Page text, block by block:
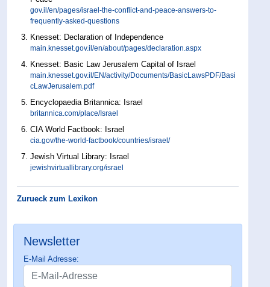
gov.il/en/pages/israel-the-conflict-and-peace-answers-to-
frequently-asked-questions
Knesset: Declaration of Independence
main.knesset.gov.il/en/about/pages/declaration.aspx
Knesset: Basic Law Jerusalem Capital of Israel
main.knesset.gov.il/EN/activity/Documents/BasicLawsPDF/Basi
cLawJerusalem.pdf
Encyclopaedia Britannica: Israel
britannica.com/place/Israel
CIA World Factbook: Israel
cia.gov/the-world-factbook/countries/israel/
Jewish Virtual Library: Israel
jewishvirtuallibrary.org/israel
Zurueck zum Lexikon
Newsletter
E-Mail Adresse: